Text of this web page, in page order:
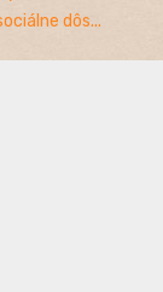
dôs...